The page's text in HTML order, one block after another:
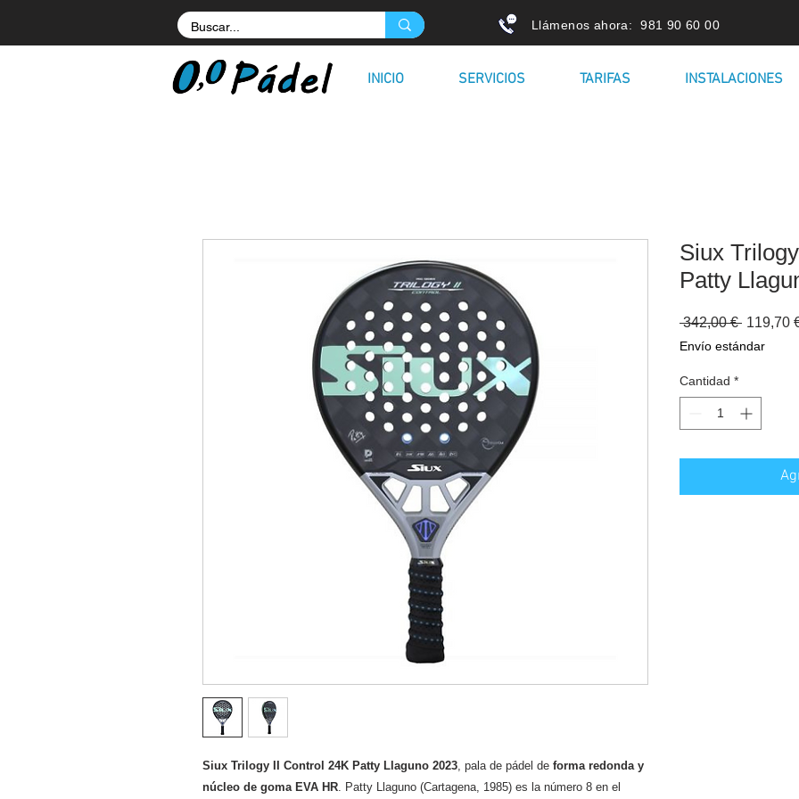
Llámenos ahora: 981 90 60 00
INICIO SERVICIOS TARIFAS INSTALACIONES
Siux Trilogy II Control 24K Patty Llaguno 2023, pala de pádel de forma redonda y
núcleo de goma EVA HR. Patty Llaguno (Cartagena, 1985) es la número 8 en el
Siux
Patty
342,00 € Precio
119,70
Envío estándar
Cantidad *